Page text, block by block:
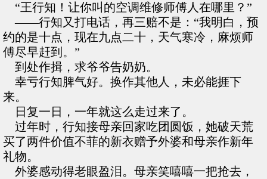
“王行知！让你叫的空调维修师傅人在哪里？”
——行知又打电话，再三赔不是：“我明白，预
约的是十点，现在九点二十，天气寒冷，麻烦师
傅尽早赶到。”
到处作揖，求爷爷告奶奶。
幸亏行知脾气好。换作其他人，未必能捱下
来。
日复一日，一年就这么走过来了。
过年时，行知接母亲回家吃团圆饭，她破天荒
买了两件价值不菲的新衣赠予外婆和母亲作新年
礼物。
外婆感动得老眼盈泪。母亲笑嘻嘻一把抢去，